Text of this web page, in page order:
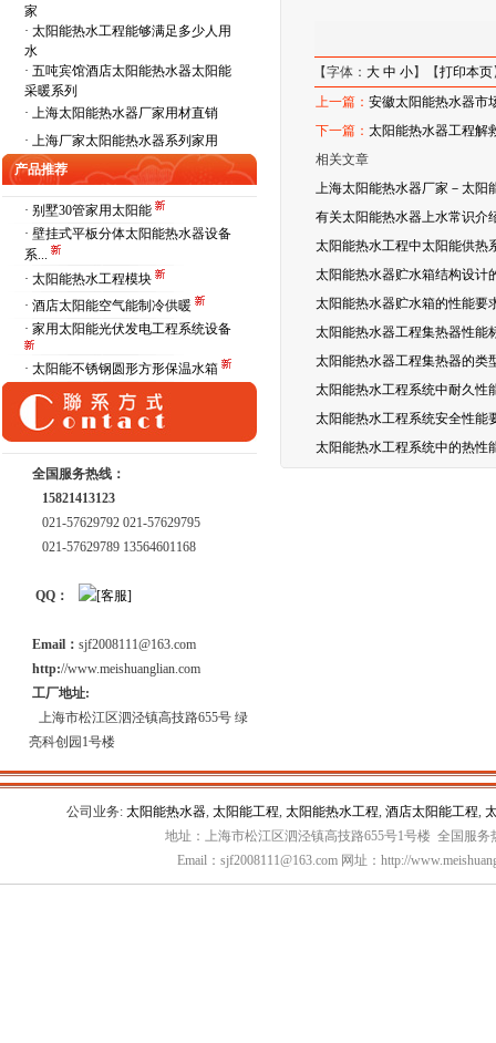
家
· 太阳能热水工程能够满足多少人用
水
· 五吨宾馆酒店太阳能热水器太阳能
采暖系列
· 上海太阳能热水器厂家用材直销
· 上海厂家太阳能热水器系列家用
产品推荐
· 别墅30管家用太阳能
· 壁挂式平板分体太阳能热水器设备
系...
· 太阳能热水工程模块
· 酒店太阳能空气能制冷供暖
· 家用太阳能光伏发电工程系统设备
· 太阳能不锈钢圆形方形保温水箱
全国服务热线：
15821413123
021-57629792 021-57629795
021-57629789 13564601168
QQ：
Email： sjf2008111@163.com
http://www.meishuanglian.com
工厂地址:
上海市松江区泗泾镇高技路655号 绿
亮科创园1号楼
【字体：大 中 小】【打印本页
上一篇：安徽太阳能热水器市
下一篇：太阳能热水器工程解
相关文章
上海太阳能热水器厂家－太阳
有关太阳能热水器上水常识介
太阳能热水工程中太阳能供热
太阳能热水器贮水箱结构设计
太阳能热水器贮水箱的性能要
太阳能热水器工程集热器性能
太阳能热水器工程集热器的类
太阳能热水工程系统中耐久性
太阳能热水工程系统安全性能
太阳能热水工程系统中的热性
公司业务: 太阳能热水器, 太阳能工程, 太阳能热水工程, 酒店太阳能工程,
地址：上海市松江区泗泾镇高技路655号1号楼 全国服务
Email：sjf2008111@163.com 网址：http://